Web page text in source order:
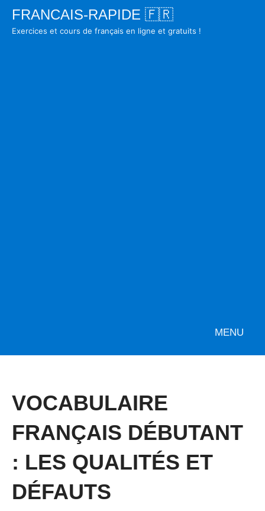
SkipFRANCAIS-RAPIDE 🇫🇷
Exercices et cours de français en ligne et gratuits !
MENU
VOCABULAIRE
FRANÇAIS DÉBUTANT
: LES QUALITÉS ET
DÉFAUTS